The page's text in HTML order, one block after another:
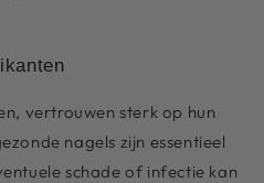
vertrouwen sterk op hun
nagels zijn essentieel
schade of infectie kan